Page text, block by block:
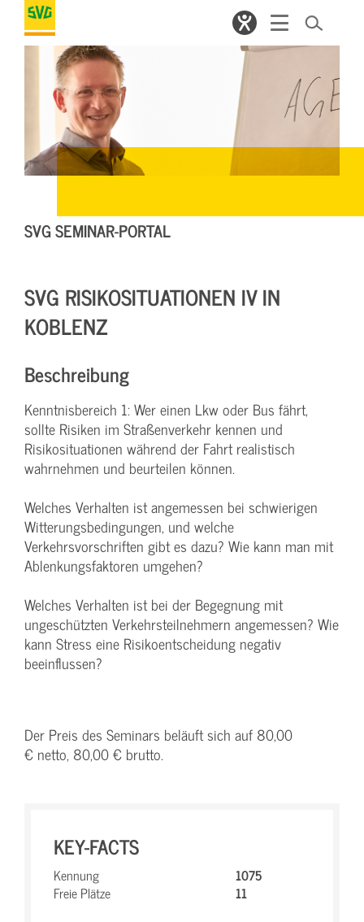
SVG SEMINAR-PORTAL
SVG RISIKOSITUATIONEN IV IN
KOBLENZ
Beschreibung
Kenntnisbereich 1: Wer einen Lkw oder Bus fährt,
sollte Risiken im Straßenverkehr kennen und
Risikosituationen während der Fahrt realistisch
wahrnehmen und beurteilen können.
Welches Verhalten ist angemessen bei schwierigen
Witterungsbedingungen, und welche
Verkehrsvorschriften gibt es dazu? Wie kann man mit
Ablenkungsfaktoren umgehen?
Welches Verhalten ist bei der Begegnung mit
ungeschützten Verkehrsteilnehmern angemessen? Wie
kann Stress eine Risikoentscheidung negativ
beeinflussen?
Der Preis des Seminars beläuft sich auf 80,00
€ netto, 80,00 € brutto.
KEY-FACTS
Kennung
1075
Freie Plätze
11